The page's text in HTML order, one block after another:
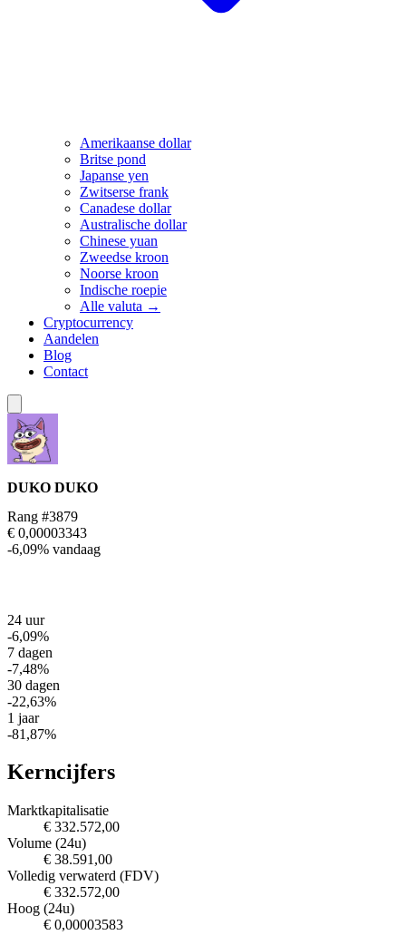
Amerikaanse dollar
Britse pond
Japanse yen
Zwitserse frank
Canadese dollar
Australische dollar
Chinese yuan
Zweedse kroon
Noorse kroon
Indische roepie
Alle valuta →
Cryptocurrency
Aandelen
Blog
Contact
DUKO DUKO
Rang #3879
€ 0,00003343
-6,09% vandaag
24 uur
-6,09%
7 dagen
-7,48%
30 dagen
-22,63%
1 jaar
-81,87%
Kerncijfers
Marktkapitalisatie
€ 332.572,00
Volume (24u)
€ 38.591,00
Volledig verwaterd (FDV)
€ 332.572,00
Hoog (24u)
€ 0,00003583